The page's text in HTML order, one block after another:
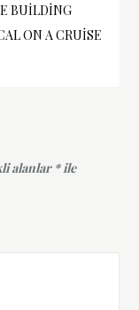
BUILDING
ON A CRUISE
alanlar *ile